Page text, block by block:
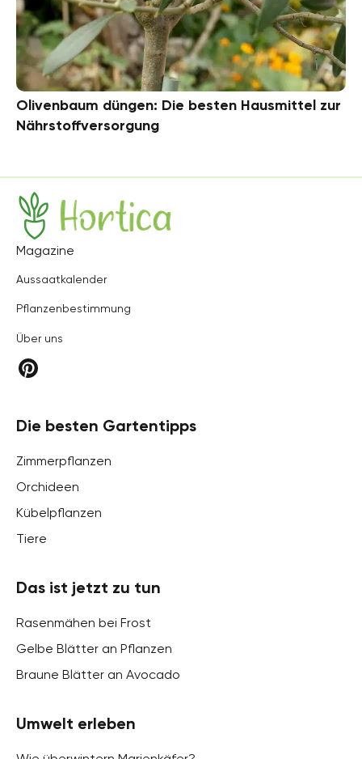
Olivenbaum düngen: Die besten Hausmittel zur
Nährstoffversorgung
Hortica
Magazine
Aussaatkalender
Pflanzenbestimmung
Über uns
Die besten Gartentipps
Zimmerpflanzen
Orchideen
Kübelpflanzen
Tiere
Das ist jetzt zu tun
Rasenmähen bei Frost
Gelbe Blätter an Pflanzen
Braune Blätter an Avocado
Umwelt erleben